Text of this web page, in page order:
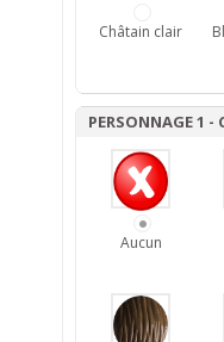
Châtain clair
PERSONNAGE 1 -
Aucun